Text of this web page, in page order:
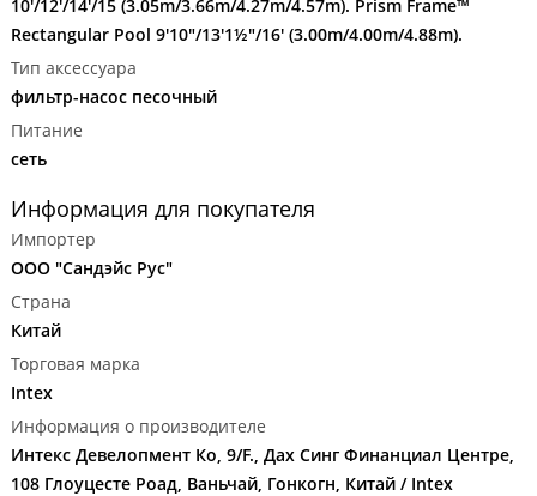
10'/12'/14'/15 (3.05m/3.66m/4.27m/4.57m). Prism Frame™
Rectangular Pool 9'10"/13'1½"/16' (3.00m/4.00m/4.88m).
Тип аксессуара
фильтр-насос песочный
Питание
сеть
Информация для покупателя
Импортер
ООО "Сандэйс Рус"
Страна
Китай
Торговая марка
Intex
Информация о производителе
Интекс Девелопмент Ко, 9/F., Дах Синг Финанциал Центре,
108 Глоуцесте Роад, Ваньчай, Гонкогн, Китай / Intex